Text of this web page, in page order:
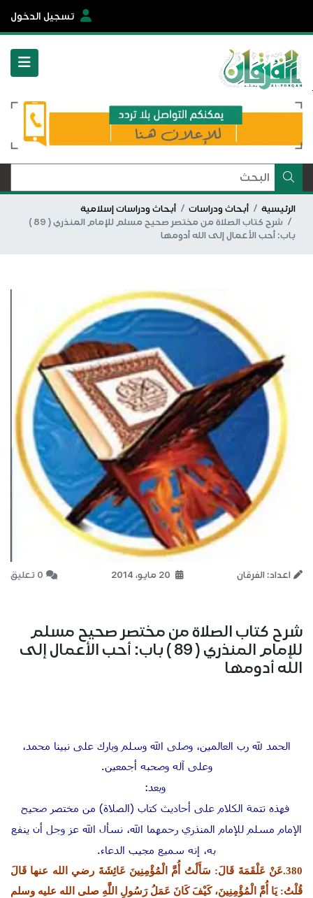
تسجيل الدخول
الرئيسية أبحاث ودراسات
أبحاث ودراسات إسلامية
شرح كتاب الصلاة من مختصر صحيح مسلم للإمام المنذري ( 89 )
باب: أحب الأعمال إلى الله أدومها
اعداد: الفرقان 0 تعليق
شرح كتاب الصلاة من مختصر صحيح مسلم
للإمام المنذري ( 89 ) باب: أحب الأعمال إلى
الله أدومها
الحمد لله رب العالمين، وصلى الله وسلم وبارك على نبينا محمد،
وعلى آله وصحبه أجمعين.
وبعد:
فهذه تتمة الكلام على أحاديث كتاب (الصلاة) من مختصر صحيح
الإمام مسلم للإمام المنذري رحمهما الله، نسأل الله عز وجل أن ينفع
به، إنه سميع مجيب الدعاء.
380.عَنْ عَلْقَمَةَ قَالَ: سَأَلْتُ أُمَّ الْمُؤْمِنِينَ عَائِشَةَ رضي الله عنها قَالَ
قُلْتُ: يَا أُمَّ الْمُؤْمِنِينَ، كَيْفَ كَانَ عَمَلُ رَسُولِ اللَّهِ صلى الله عليه وسلم